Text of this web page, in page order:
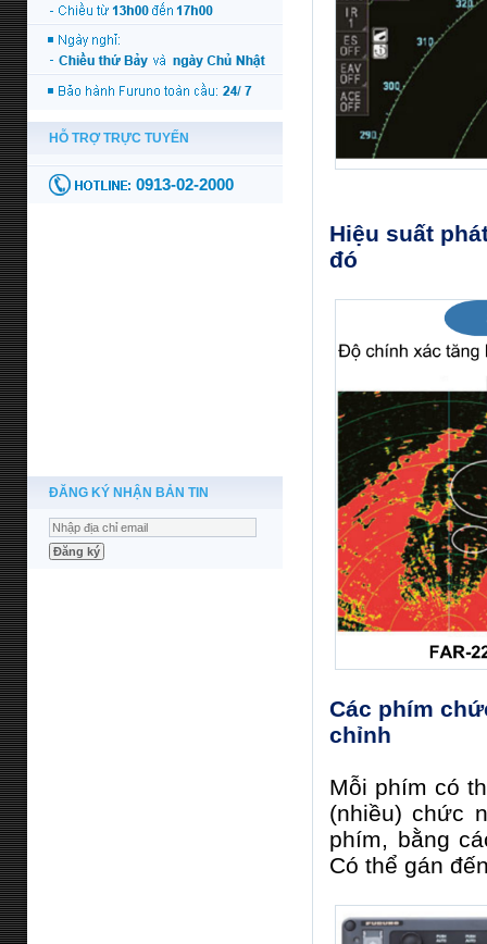
ĐĂNG KÝ NHẬN BẢN TIN
Hiệu suất
đó
Các phím
chỉnh
Mỗi phím có
(nhiều) chức
phím, bằng
Có thể gán